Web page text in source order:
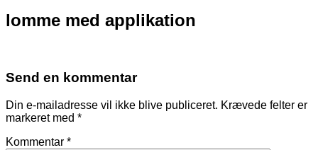
lomme med applikation
Send en kommentar
Din e-mailadresse vil ikke blive publiceret. Krævede felter er
markeret med *
Kommentar *